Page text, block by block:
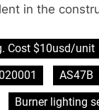
in the
Cost $10usd/unit
AS47B
Burner lighting